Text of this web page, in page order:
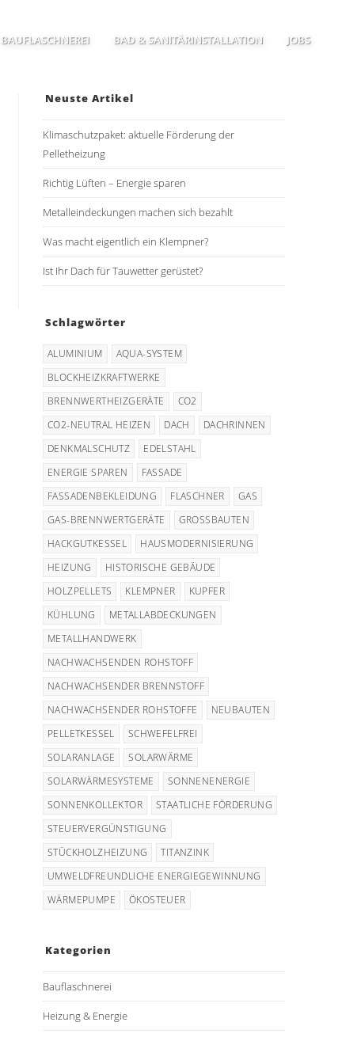
BAUFLASCHNEREI BAD & SANITÄRINSTALLATION JOBS
Neuste Artikel
Klimaschutzpaket: aktuelle Förderung der
Pelletheizung
Richtig Lüften – Energie sparen
Metalleindeckungen machen sich bezahlt
Was macht eigentlich ein Klempner?
Ist Ihr Dach für Tauwetter gerüstet?
Schlagwörter
ALUMINIUM
AQUA-SYSTEM
BLOCKHEIZKRAFTWERKE
BRENNWERTHEIZGERÄTE
CO2
CO2-NEUTRAL HEIZEN
DACH
DACHRINNEN
DENKMALSCHUTZ
EDELSTAHL
ENERGIE SPAREN
FASSADE
FASSADENBEKLEIDUNG
FLASCHNER
GAS
GAS-BRENNWERTGERÄTE
GROSSBAUTEN
HACKGUTKESSEL
HAUSMODERNISIERUNG
HEIZUNG
HISTORISCHE GEBÄUDE
HOLZPELLETS
KLEMPNER
KUPFER
KÜHLUNG
METALLABDECKUNGEN
METALLHANDWERK
NACHWACHSENDEN ROHSTOFF
NACHWACHSENDER BRENNSTOFF
NACHWACHSENDER ROHSTOFFE
NEUBAUTEN
PELLETKESSEL
SCHWEFELFREI
SOLARANLAGE
SOLARWÄRME
SOLARWÄRMESYSTEME
SONNENENERGIE
SONNENKOLLEKTOR
STAATLICHE FÖRDERUNG
STEUERVERGÜNSTIGUNG
STÜCKHOLZHEIZUNG
TITANZINK
UMWELDFREUNDLICHE ENERGIEGEWINNUNG
WÄRMEPUMPE
ÖKOSTEUER
Kategorien
Bauflaschnerei
Heizung & Energie